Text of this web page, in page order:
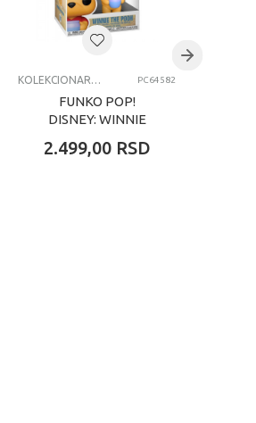
KOLEKCIONARSKE FIGURE I SETOVI PC64582
FUNKO POP!
DISNEY: WINNIE
2.499,00 RSD